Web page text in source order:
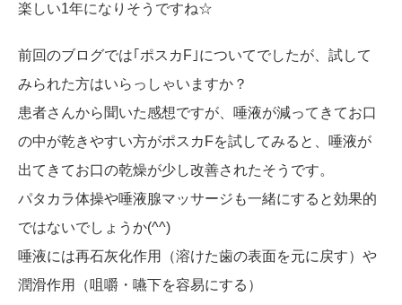
楽しい1年になりそうですね☆
前回のブログでは｢ポスカF｣についてでしたが、試して
みられた方はいらっしゃいますか？
患者さんから聞いた感想ですが、唾液が減ってきてお口
の中が乾きやすい方がポスカFを試してみると、唾液が
出てきてお口の乾燥が少し改善されたそうです。
パタカラ体操や唾液腺マッサージも一緒にすると効果的
ではないでしょうか(^^)
唾液には再石灰化作用（溶けた歯の表面を元に戻す）や
潤滑作用（咀嚼・嚥下を容易にする）